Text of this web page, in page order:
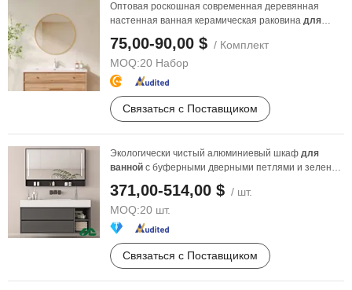
Оптовая роскошная современная деревянная
настенная ванная керамическая раковина для
75,00-90,00 $ / Комплект
MOQ:20 Набор
Связаться с Поставщиком
Экологически чистый алюминиевый шкаф для
ванной с буферными дверными петлями и зеленой
371,00-514,00 $ / шт.
MOQ:20 шт.
Связаться с Поставщиком